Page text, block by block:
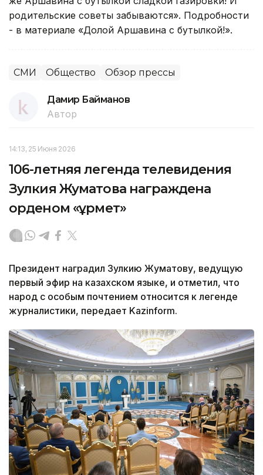
родительские советы забываются». Подробности
- в материале «Долой Аршавина с бутылкой!».
СМИ Общество Обзор прессы
Дамир Байманов
Автор
14:13, 25 Июня 2026
106-летняя легенда телевидения
Зулкия Жуматова награждена
орденом «Құрмет»
Президент наградил Зулкию Жуматову, ведущую
первый эфир на казахском языке, и отметил, что
народ с особым почтением относится к легенде
журналистики, передает Kazinform.